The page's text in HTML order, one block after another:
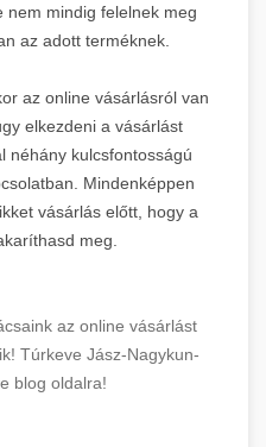
nem mindig felelnek meg
az adott terméknek.
az online vásárlásról van
elkezdeni a vásárlást
néhány kulcsfontosságú
Mindenképpen
vásárlás előtt, hogy a
meg.
az online vásárlást
Túrkeve Jász-Nagykun-
blog oldalra!